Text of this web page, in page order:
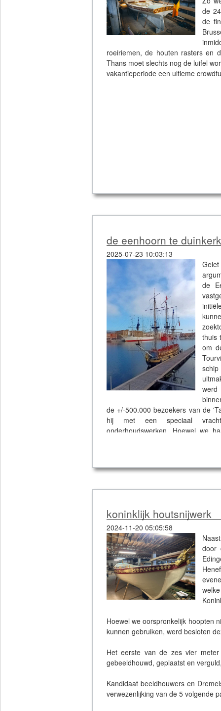
de
de
roeiriemen, de houten rasters en
Thans moet slechts nog de luifel
vakantieperiode een ultieme
de eenhoorn te
2025-07-23 10:03:13
de
thuis
om
de +/-500.000 bezoekers van de
hij met een speciaal
onderhoudswerken. Hoewel we
koninklijk houtsnijwerk
2024-11-20 05:05:58
door
Hoewel we oorspronkelijk hoopten
kunnen gebruiken, werd besloten
Het eerste van de zes vier
gebeeldhouwd, geplaatst en
Kandidaat beeldhouwers en
verwezenlijking van de 5 volgende